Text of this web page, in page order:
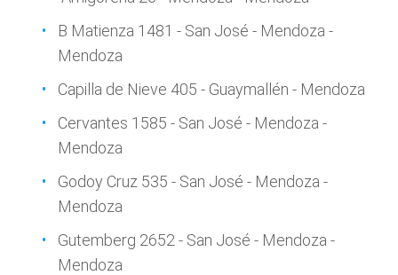
B Matienza 1481 - San José - Mendoza -
Mendoza
Capilla de Nieve 405 - Guaymallén - Mendoza
Cervantes 1585 - San José - Mendoza -
Mendoza
Godoy Cruz 535 - San José - Mendoza -
Mendoza
Gutemberg 2652 - San José - Mendoza -
Mendoza